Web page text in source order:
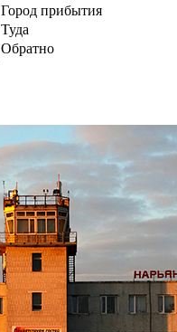
Город прибытия
Туда
Обратно